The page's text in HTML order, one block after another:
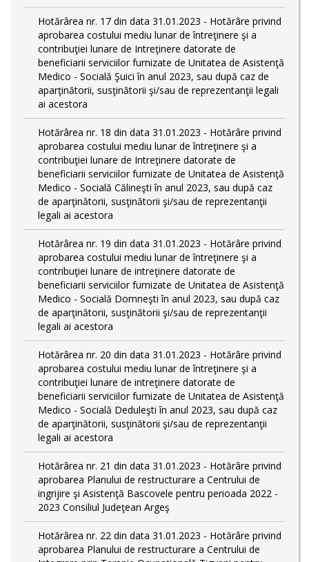
Hotărârea nr. 17 din data 31.01.2023 - Hotărâre privind
aprobarea costului mediu lunar de întreţinere şi a
contribuţiei lunare de Intreţinere datorate de
beneficiarii serviciilor furnizate de Unitatea de Asistenţă
Medico - Socială Şuici în anul 2023, sau după caz de
aparţinătorii, susţinătorii şi/sau de reprezentanţii legali
ai acestora
Hotărârea nr. 18 din data 31.01.2023 - Hotărâre privind
aprobarea costului mediu lunar de întreţinere şi a
contribuţiei lunare de Intreţinere datorate de
beneficiarii serviciilor furnizate de Unitatea de Asistenţă
Medico - Socială Călineşti în anul 2023, sau după caz
de aparţinătorii, susţinătorii şi/sau de reprezentanţii
legali ai acestora
Hotărârea nr. 19 din data 31.01.2023 - Hotărâre privind
aprobarea costului mediu lunar de întreţinere şi a
contribuţiei lunare de intreţinere datorate de
beneficiarii serviciilor furnizate de Unitatea de Asistenţă
Medico - Socială Domneşti în anul 2023, sau după caz
de aparţinătorii, susţinătorii şi/sau de reprezentanţii
legali ai acestora
Hotărârea nr. 20 din data 31.01.2023 - Hotărâre privind
aprobarea costului mediu lunar de întreţinere şi a
contribuţiei lunare de intreţinere datorate de
beneficiarii serviciilor furnizate de Unitatea de Asistenţă
Medico - Socială Deduleşti în anul 2023, sau după caz
de aparţinătorii, susţinătorii şi/sau de reprezentanţii
legali ai acestora
Hotărârea nr. 21 din data 31.01.2023 - Hotărâre privind
aprobarea Planului de restructurare a Centrului de
ingrijire şi Asistenţă Bascovele pentru perioada 2022 -
2023 Consiliul Judeţean Argeş
Hotărârea nr. 22 din data 31.01.2023 - Hotărâre privind
aprobarea Planului de restructurare a Centrului de